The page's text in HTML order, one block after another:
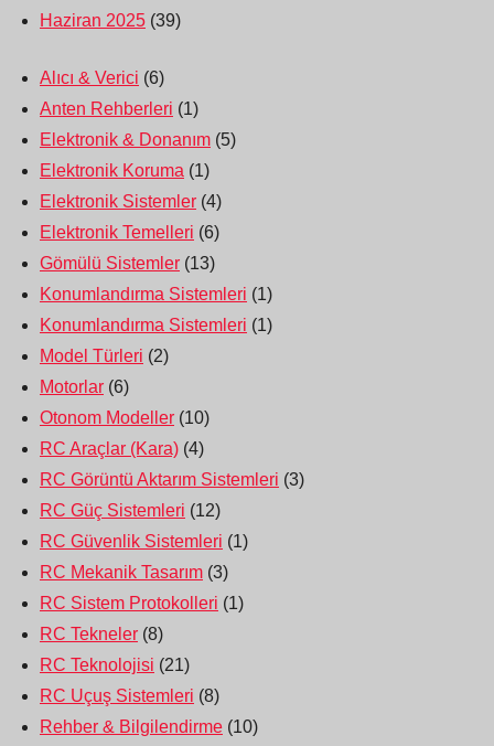
Haziran 2025 (39)
Alıcı & Verici (6)
Anten Rehberleri (1)
Elektronik & Donanım (5)
Elektronik Koruma (1)
Elektronik Sistemler (4)
Elektronik Temelleri (6)
Gömülü Sistemler (13)
Konumlandırma Sistemleri (1)
Konumlandırma Sistemleri (1)
Model Türleri (2)
Motorlar (6)
Otonom Modeller (10)
RC Araçlar (Kara) (4)
RC Görüntü Aktarım Sistemleri (3)
RC Güç Sistemleri (12)
RC Güvenlik Sistemleri (1)
RC Mekanik Tasarım (3)
RC Sistem Protokolleri (1)
RC Tekneler (8)
RC Teknolojisi (21)
RC Uçuş Sistemleri (8)
Rehber & Bilgilendirme (10)